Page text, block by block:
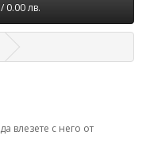
0.00 лв.
влезете с него от